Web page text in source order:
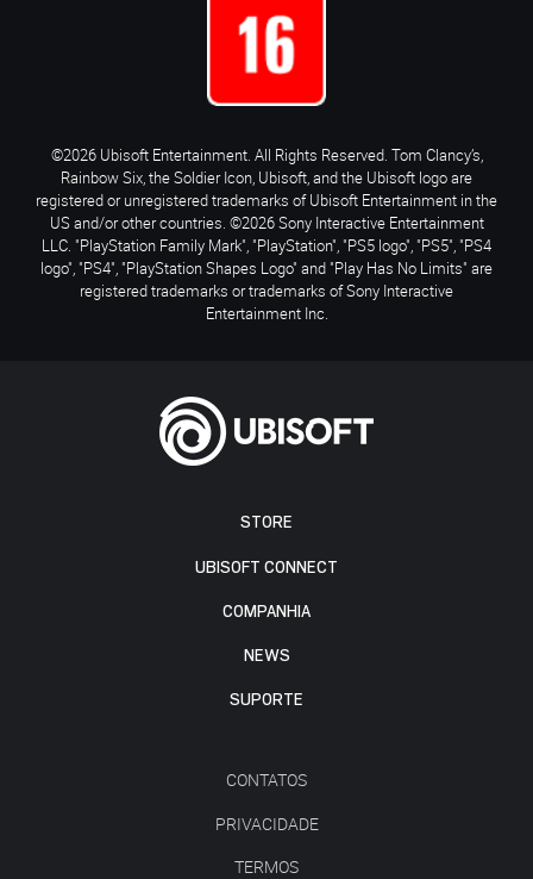
STORE
UBISOFT CONNECT
COMPANHIA
NEWS
SUPORTE
CONTATOS
PRIVACIDADE
TERMOS
©2026 Ubisoft Entertainment. All Rights Reserved. Tom Clancy’s,
Rainbow Six, the Soldier Icon, Ubisoft, and the Ubisoft logo are
registered or unregistered trademarks of Ubisoft Entertainment in the
US and/or other countries. ©2026 Sony Interactive Entertainment
LLC. "PlayStation Family Mark", "PlayStation", "PS5 logo", "PS5", "PS4
logo", "PS4", "PlayStation Shapes Logo" and "Play Has No Limits" are
registered trademarks or trademarks of Sony Interactive
Entertainment Inc.